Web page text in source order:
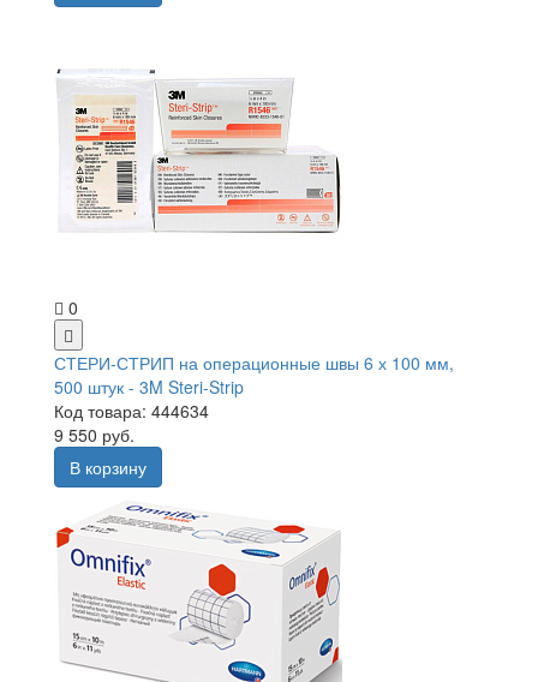
0
СТЕРИ-СТРИП на операционные швы 6 х 100 мм,
500 штук - 3M Steri-Strip
Код товара: 444634
9 550 руб.
В корзину